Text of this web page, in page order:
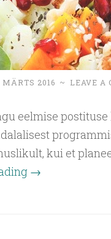
MÄRTS 2016 ~ LEAVE A
eelmise
kui et
→